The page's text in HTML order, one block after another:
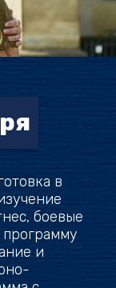
в
боевые
программу
и